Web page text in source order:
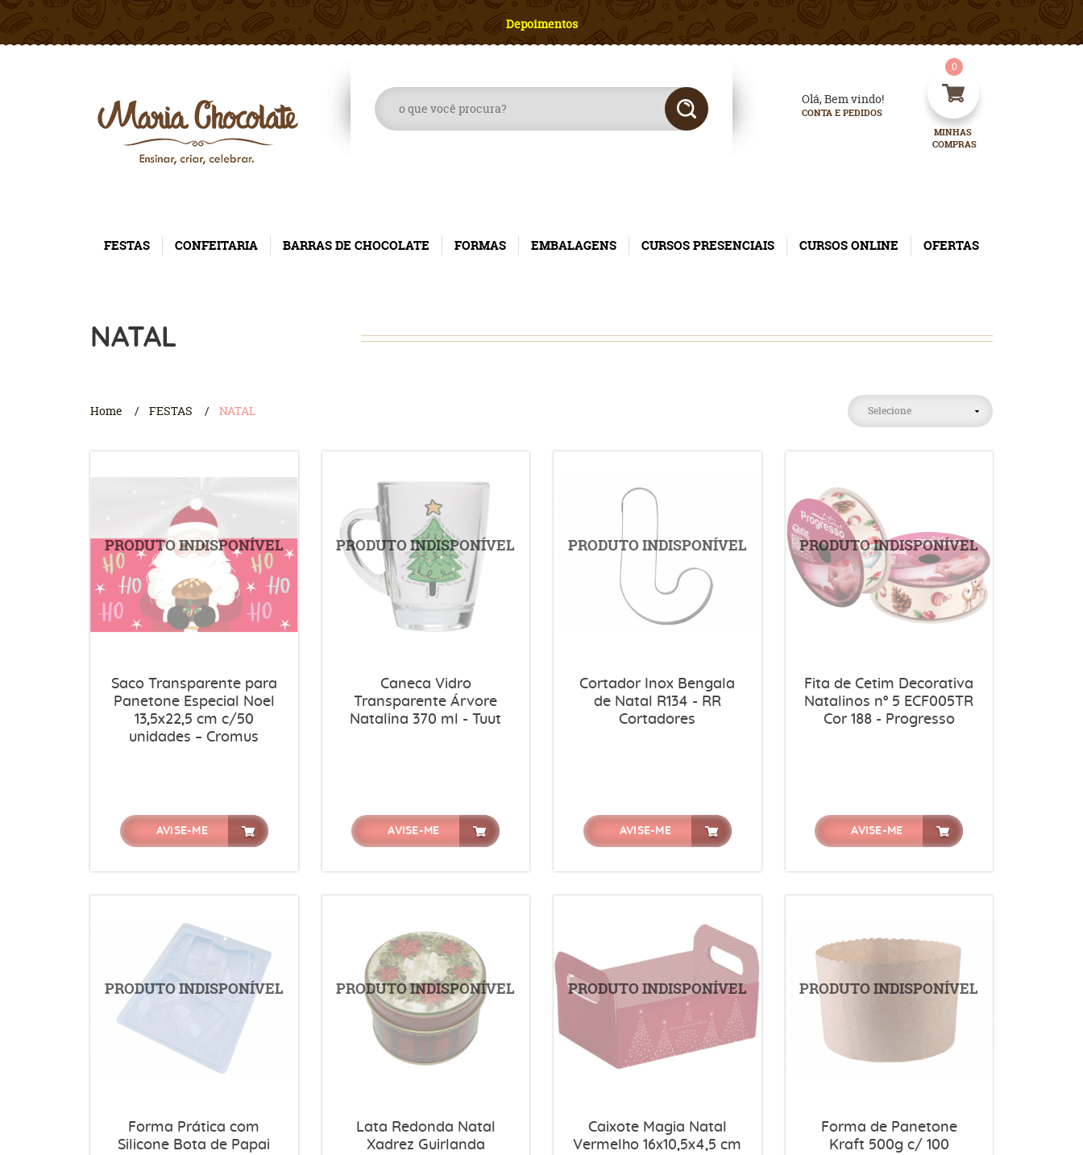
Depoimentos
Olá, Bem vindo!
CONTA E PEDIDOS
MINHAS
COMPRAS
0
FESTAS CONFEITARIA BARRAS DE CHOCOLATE FORMAS EMBALAGENS CURSOS PRESENCIAIS CURSOS ONLINE OFERTAS
NATAL
Home FESTAS NATAL Selecione
Saco Transparente para
Panetone Especial Noel
13,5x22,5 cm c/50
unidades – Cromus
AVISE-ME
Caneca Vidro
Transparente Árvore
Natalina 370 ml - Tuut
AVISE-ME
Cortador Inox Bengala
de Natal R134 - RR
Cortadores
AVISE-ME
Fita de Cetim Decorativa
Natalinos nº 5 ECF005TR
Cor 188 - Progresso
AVISE-ME
Forma Prática com
Silicone Bota de Papai
Lata Redonda Natal
Xadrez Guirlanda
Caixote Magia Natal
Vermelho 16x10,5x4,5 cm
Forma de Panetone
Kraft 500g c/ 100